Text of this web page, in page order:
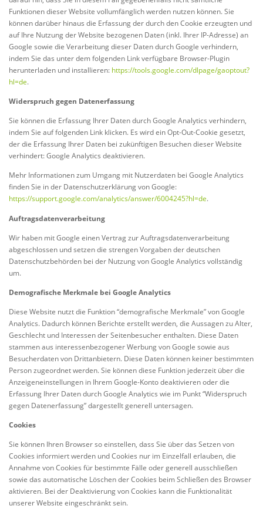
Funktionen dieser Website vollumfänglich werden nutzen können. Sie
können darüber hinaus die Erfassung der durch den Cookie erzeugten und
auf Ihre Nutzung der Website bezogenen Daten (inkl. Ihrer IP-Adresse) an
Google sowie die Verarbeitung dieser Daten durch Google verhindern,
indem Sie das unter dem folgenden Link verfügbare Browser-Plugin
herunterladen und installieren: https://tools.google.com/dlpage/gaoptout?
hl=de.
Widerspruch gegen Datenerfassung
Sie können die Erfassung Ihrer Daten durch Google Analytics verhindern,
indem Sie auf folgenden Link klicken. Es wird ein Opt-Out-Cookie gesetzt,
der die Erfassung Ihrer Daten bei zukünftigen Besuchen dieser Website
verhindert: Google Analytics deaktivieren.
Mehr Informationen zum Umgang mit Nutzerdaten bei Google Analytics
finden Sie in der Datenschutzerklärung von Google:
https://support.google.com/analytics/answer/6004245?hl=de.
Auftragsdatenverarbeitung
Wir haben mit Google einen Vertrag zur Auftragsdatenverarbeitung
abgeschlossen und setzen die strengen Vorgaben der deutschen
Datenschutzbehörden bei der Nutzung von Google Analytics vollständig
um.
Demografische Merkmale bei Google Analytics
Diese Website nutzt die Funktion “demografische Merkmale” von Google
Analytics. Dadurch können Berichte erstellt werden, die Aussagen zu Alter,
Geschlecht und Interessen der Seitenbesucher enthalten. Diese Daten
stammen aus interessenbezogener Werbung von Google sowie aus
Besucherdaten von Drittanbietern. Diese Daten können keiner bestimmten
Person zugeordnet werden. Sie können diese Funktion jederzeit über die
Anzeigeneinstellungen in Ihrem Google-Konto deaktivieren oder die
Erfassung Ihrer Daten durch Google Analytics wie im Punkt “Widerspruch
gegen Datenerfassung” dargestellt generell untersagen.
Cookies
Sie können Ihren Browser so einstellen, dass Sie über das Setzen von
Cookies informiert werden und Cookies nur im Einzelfall erlauben, die
Annahme von Cookies für bestimmte Fälle oder generell ausschließen
sowie das automatische Löschen der Cookies beim Schließen des Browser
aktivieren. Bei der Deaktivierung von Cookies kann die Funktionalität
unserer Website eingeschränkt sein.